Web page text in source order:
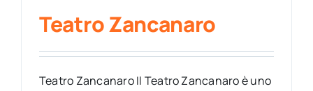
Teatro Zancanaro
Teatro Zancanaro Il Teatro Zancanaro è uno